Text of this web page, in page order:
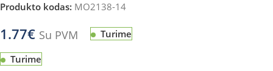
Produkto kodas: MO2138-14
1.77€ Su PVM Turime
Turime